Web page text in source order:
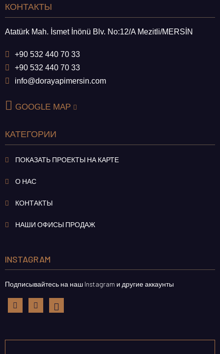
КОНТАКТЫ
Atatürk Mah. İsmet İnönü Blv. No:12/A Mezitli/MERSİN
+90 532 440 70 33
+90 532 440 70 33
info@dorayapimersin.com
GOOGLE MAP
КАТЕГОРИИ
ПОКАЗАТЬ ПРОЕКТЫ НА КАРТЕ
О НАС
КОНТАКТЫ
НАШИ ОФИСЫ ПРОДАЖ
INSTAGRAM
Подписывайтесь на наш Instagram и другие аккаунты